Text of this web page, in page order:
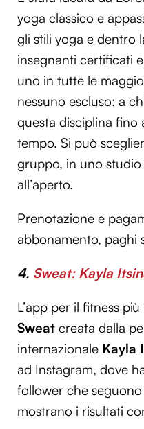
yoga classico e
gli stili yoga e dentro
insegnanti certificati
uno in tutte le
nessuno escluso: a
questa disciplina fino
tempo. Si può
gruppo, in uno
all’aperto.
Prenotazione e
abbonamento, paghi
4. Sweat: Kayla
L’app per il fitness
Sweat creata dalla
internazionale Kayla
ad Instagram, dove
follower che
mostrano i risultati